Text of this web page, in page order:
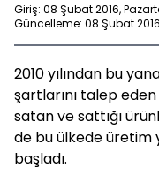
Giriş: 08 Şubat 2016,
Güncelleme: 08 Şubat
2010 yılından bu
şartlarını talep
satan ve sattığı
de bu ülkede üretim
başladı.